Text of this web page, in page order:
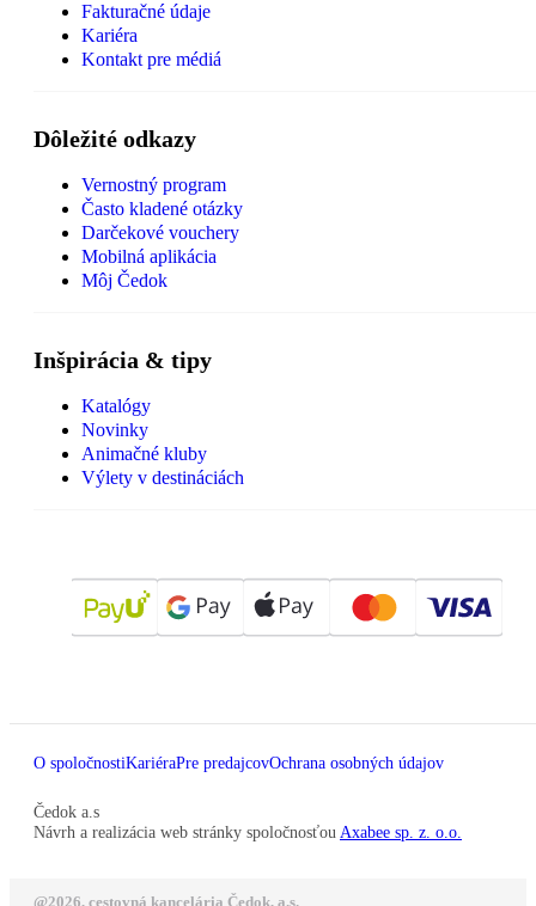
Fakturačné údaje
Kariéra
Kontakt pre médiá
Dôležité odkazy
Vernostný program
Často kladené otázky
Darčekové vouchery
Mobilná aplikácia
Môj Čedok
Inšpirácia & tipy
Katalógy
Novinky
Animačné kluby
Výlety v destináciách
O spoločnostiKariéraPre predajcovOchrana osobných údajov
Čedok a.s
Návrh a realizácia web stránky spoločnosťou Axabee sp. z. o.o.
@2026, cestovná kancelária Čedok, a.s.